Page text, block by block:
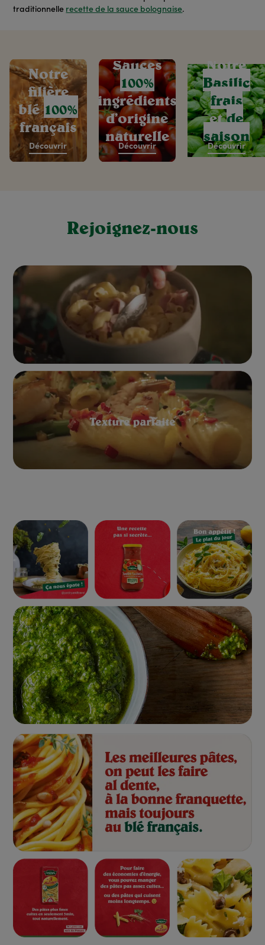
traditionnelle recette de la sauce bolognaise.
Notre
filière
blé100%
français
Découvrir
Sauces
100%
ingrédients
d’origine
naturelle
Découvrir
Notre
Basilic
frais
etde
saison
Découvrir
Rejoignez-nous